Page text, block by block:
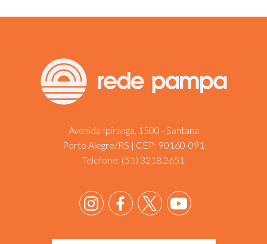
Avenida Ipiranga, 1500 - Santana
Porto Alegre/RS | CEP: 90160-091
Telefone: (51) 3218.2651